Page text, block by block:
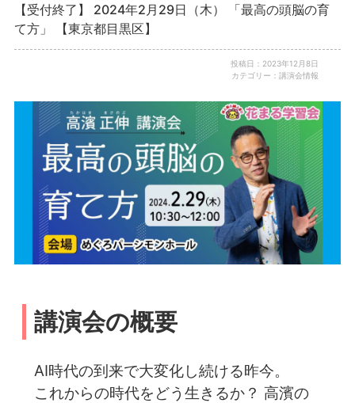
【受付終了】 2024年2月29日（木） 「最高の頭脳の育
て方」 【東京都目黒区】
投稿日：2023年12月8日
カテゴリー：講演会情報
講演会の概要
AI時代の到来で大変化し続ける昨今。
これからの時代をどう生きるか？ 高濱の